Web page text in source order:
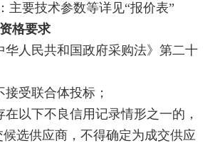
要技术参数等详见“报价表”
格要求
人民共和国政府采购法》第二十
受联合体投标；
以下不良信用记录情形之一的，
选供应商，不得确定为成交供应